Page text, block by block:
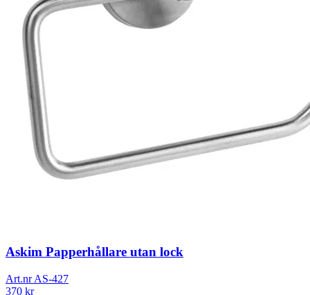
Askim Papperhållare utan lock
Art.nrAS-427
370 kr